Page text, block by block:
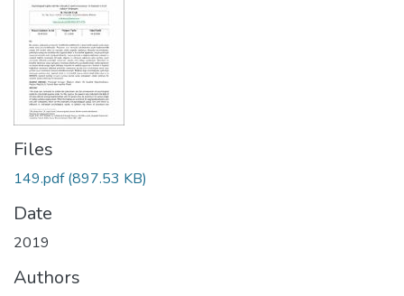
Files
149.pdf(897.53 KB)
Date
2019
Authors